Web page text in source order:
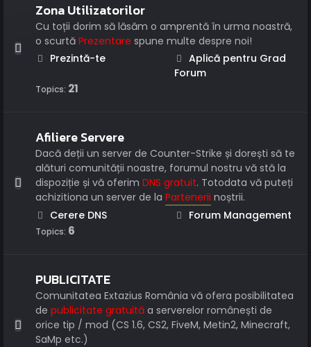
Zona Utilizatorilor
Cu toții dorim să lăsăm o amprentă în urma noastră,
o scurtă Prezentare spune multe despre noi!
Prezintă-te
Aplică pentru Grad
Forum
Topics: 21
Afiliere Servere
Dacă deții un server de Counter-Strike și dorești să te
alături comunității noastre, forumul nostru vă stă la
dispoziție și vă oferim DNS gratuit. Totodata vă puteți
achizitiona un server de la Partenerii noștrii.
Cerere DNS
Forum Management
Topics: 6
PUBLICITATE
Comunitatea Extazius România vă ofera posibilitatea
de publicitate gratuită a serverelor românești de
orice tip / mod (CS 1.6, CS2, FiveM, Metin2, Minecraft,
SaMp etc.)